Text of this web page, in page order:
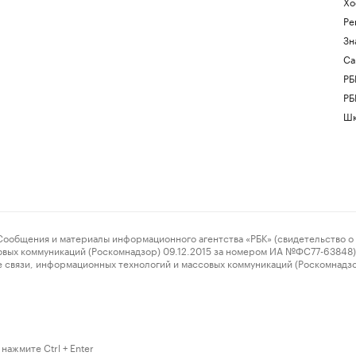
и материалы информационного агентства «РБК» (свидетельство о
коммуникаций (Роскомнадзор) 09.12.2015 за номером ИА №ФС77-63848)
информационных технологий и массовых коммуникаций
Ctrl + Enter